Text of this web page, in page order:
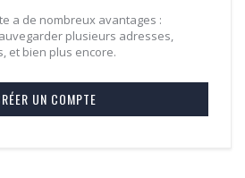
a de nombreux avantages :
plusieurs adresses,
et bien plus encore.
UN COMPTE